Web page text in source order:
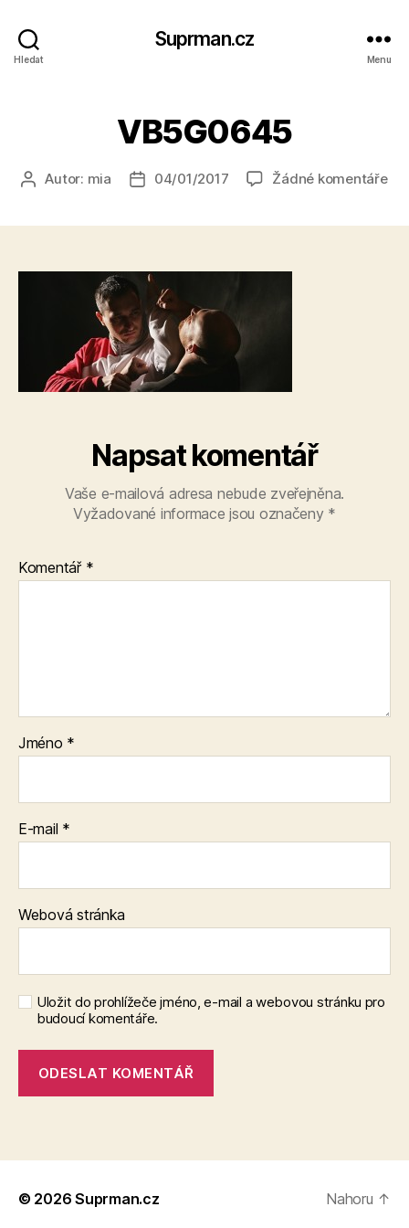
Hledat
Suprman.cz
Menu
VB5G0645
AutorAutor: mia
Datum
04/01/2017 Žádné komentářeu
Napsat komentář
Vaše e-mailová adresa nebude zveřejněna.
Vyžadované informace jsou označeny *
Komentář *
Jméno *
E-mail *
Webová stránka
Uložit do prohlížeče jméno, e-mail a webovou stránku pro
budoucí komentáře.
© 2026Suprman.cz Nahoru ↑